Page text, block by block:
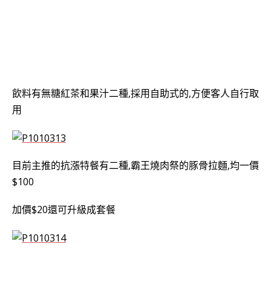
飲料有無糖紅茶和果汁二種,採用自助式的,方便客人自行取
用
目前主推的抗漲特餐有二種,霸王燒肉祭的豚骨拉麵,均一價
$100
加價$20還可升級成套餐